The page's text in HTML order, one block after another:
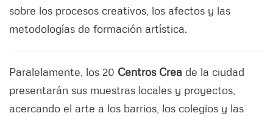
sobre los procesos creativos, los afectos y las
metodologías de formación artística.
Paralelamente, los 20 Centros Crea de la ciudad
presentarán sus muestras locales y proyectos,
acercando el arte a los barrios, los colegios y las